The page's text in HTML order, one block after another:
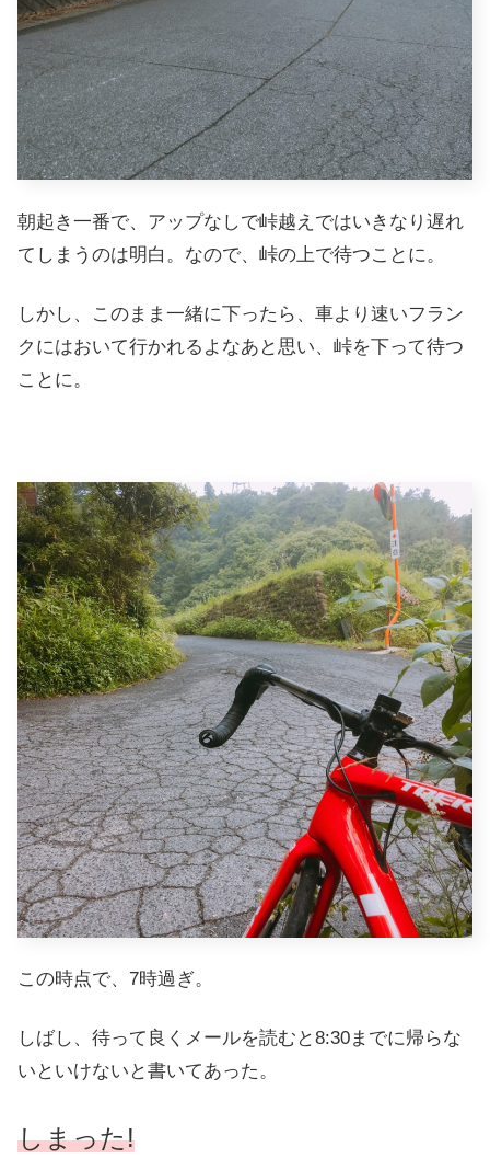
朝起き一番で、アップなしで峠越えではいきなり遅れ
てしまうのは明白。なので、峠の上で待つことに。
しかし、このまま一緒に下ったら、車より速いフラン
クにはおいて行かれるよなあと思い、峠を下って待つ
ことに。
この時点で、7時過ぎ。
しばし、待って良くメールを読むと8:30までに帰らな
いといけないと書いてあった。
しまった!